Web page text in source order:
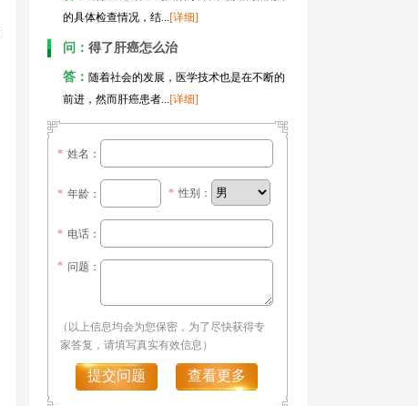
的具体检查情况，结...[详细]
问： 得了肝癌怎么治
答： 随着社会的发展，医学技术也是在不断的
前进，然而肝癌患者...[详细]
* 姓名：
* 年龄： * 性别：
* 电话：
* 问题：
（以上信息均会为您保密，为了尽快获得专
家答复，请填写真实有效信息）
提交问题 查看更多